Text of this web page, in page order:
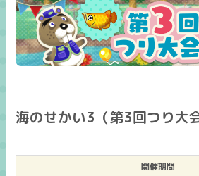
海のせかい3（第3回つり大
開催期間